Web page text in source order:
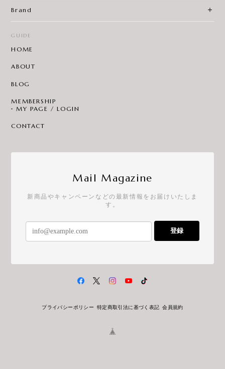
Brand
GUIDE
HOME
ABOUT
BLOG
MEMBERSHIP
MY PAGE / LOGIN
CONTACT
Mail Magazine
新商品やキャンペーンなどの最新情報をお届けいたしま
す。
登録
プライバシーポリシー 特定商取引法に基づく表記 会員規約